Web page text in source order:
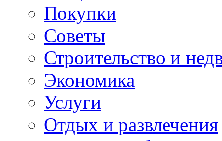
Покупки
Советы
Строительство и
Экономика
Услуги
Отдых и развлечения